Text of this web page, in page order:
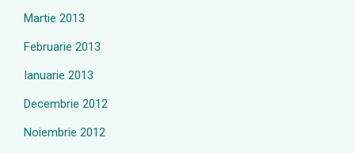
Martie 2013
Februarie 2013
Ianuarie 2013
Decembrie 2012
Noiembrie 2012